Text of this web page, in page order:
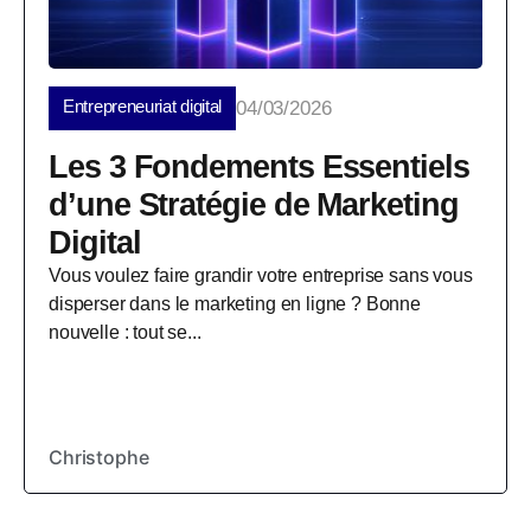
Entrepreneuriat digital 04/03/2026
Les 3 Fondements Essentiels
d’une Stratégie de Marketing
Digital
Vous voulez faire grandir votre entreprise sans vous
disperser dans le marketing en ligne ? Bonne
nouvelle : tout se...
Christophe